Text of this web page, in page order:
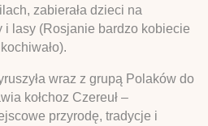
zabierała dzieci na
lasy (Rosjanie bardzo kobiecie
wraz z grupą Polaków do
kołchoz Czereuł ­–
przyrodę, tradycje i